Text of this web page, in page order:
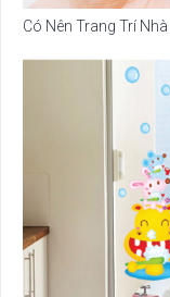
Có Nên Trang Trí